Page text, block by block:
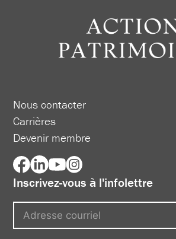
Nous contacter
Carrières
Devenir membre
Inscrivez-vous à l'infolettre